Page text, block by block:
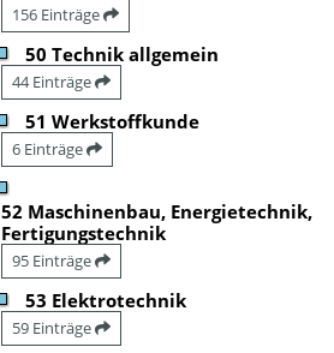
156 Einträge
50 Technik allgemein
44 Einträge
51 Werkstoffkunde
6 Einträge
52 Maschinenbau, Energietechnik,
Fertigungstechnik
95 Einträge
53 Elektrotechnik
59 Einträge